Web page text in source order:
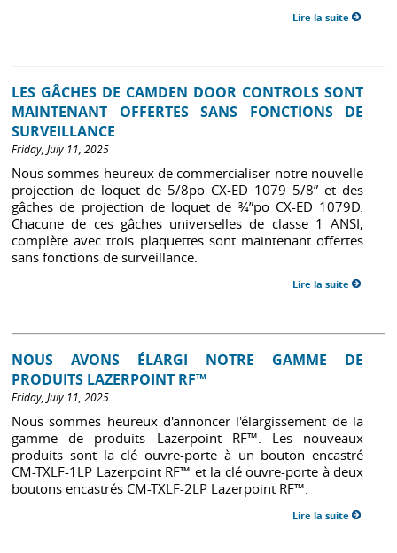
Lire la suite
LES GÂCHES DE CAMDEN DOOR CONTROLS SONT
MAINTENANT OFFERTES SANS FONCTIONS DE
SURVEILLANCE
Friday, July 11, 2025
Nous sommes heureux de commercialiser notre nouvelle
projection de loquet de 5/8po CX-ED 1079 5/8” et des
gâches de projection de loquet de ¾”po CX-ED 1079D.
Chacune de ces gâches universelles de classe 1 ANSI,
complète avec trois plaquettes sont maintenant offertes
sans fonctions de surveillance.
Lire la suite
NOUS AVONS ÉLARGI NOTRE GAMME DE
PRODUITS LAZERPOINT RF™
Friday, July 11, 2025
Nous sommes heureux d'annoncer l'élargissement de la
gamme de produits Lazerpoint RF™. Les nouveaux
produits sont la clé ouvre-porte à un bouton encastré
CM-TXLF-1LP Lazerpoint RF™ et la clé ouvre-porte à deux
boutons encastrés CM-TXLF-2LP Lazerpoint RF™.
Lire la suite